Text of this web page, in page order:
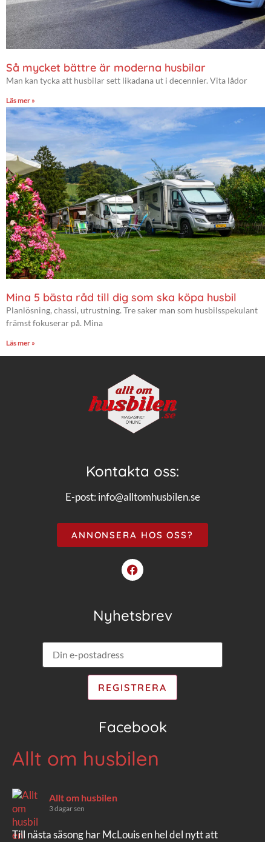
Så mycket bättre är moderna husbilar
Man kan tycka att husbilar sett likadana ut i decennier. Vita lådor
Läs mer »
Mina 5 bästa råd till dig som ska köpa husbil
Planlösning, chassi, utrustning. Tre saker man som husbilsspekulant
främst fokuserar på. Mina
Läs mer »
Kontakta oss:
E-post: info@alltomhusbilen.se
ANNONSERA HOS OSS?
Nyhetsbrev
Facebook
Allt om husbilen
Allt om husbilen
3 dagar sen
Till nästa säsong har McLouis en hel del nytt att